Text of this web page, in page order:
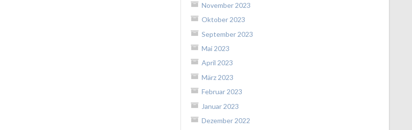
November 2023
Oktober 2023
September 2023
Mai 2023
April 2023
März 2023
Februar 2023
Januar 2023
Dezember 2022